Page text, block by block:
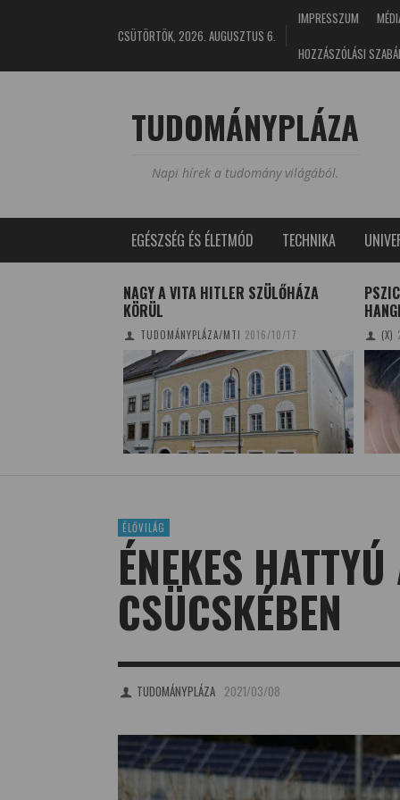
CSÜTÖRTÖK, 2026. AUGUSZTUS 6.
IMPRESSZUM
HOZZÁSZÓLÁSI
TUDOMÁNYPLÁZA
Napi hírek a tudomány világából.
EGÉSZSÉG ÉS ÉLETMÓD TECHNIKA
NAGY A VITA HITLER SZÜLŐHÁZA
KÖRÜL
TUDOMÁNYPLÁZA/MTI 2016/10/17 (X)
ÉLŐVILÁG
ÉNEKES
CSÜCSKÉBEN
TUDOMÁNYPLÁZA 2021/03/08